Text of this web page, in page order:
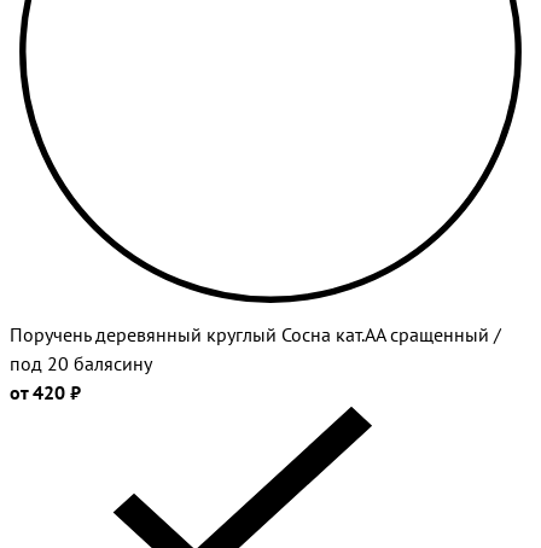
Поручень деревянный круглый Сосна кат.АА сращенный /
под 20 балясину
от 420 ₽